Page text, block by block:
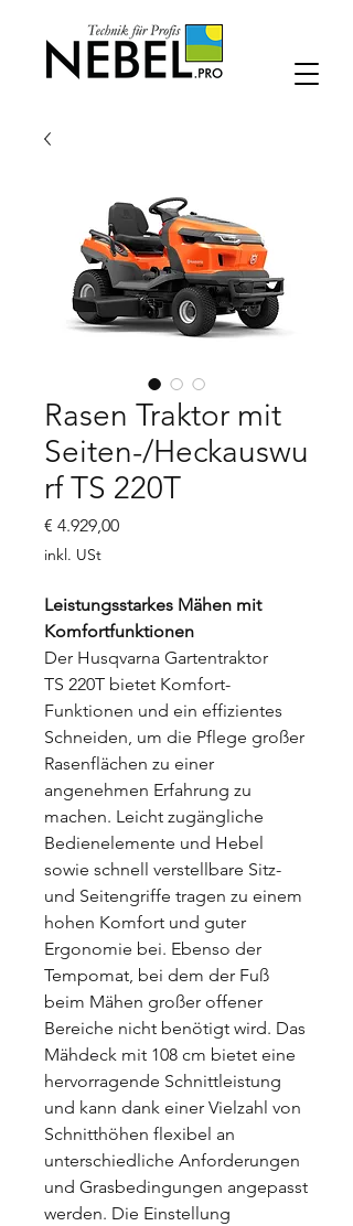
Rasen Traktor mit
Seiten-/Heckauswu
rf TS 220T
€ 4.929,00Preis
inkl. USt
Leistungsstarkes Mähen mit
Komfortfunktionen
Der Husqvarna Gartentraktor
TS 220T bietet Komfort-
Funktionen und ein effizientes
Schneiden, um die Pflege großer
Rasenflächen zu einer
angenehmen Erfahrung zu
machen. Leicht zugängliche
Bedienelemente und Hebel
sowie schnell verstellbare Sitz-
und Seitengriffe tragen zu einem
hohen Komfort und guter
Ergonomie bei. Ebenso der
Tempomat, bei dem der Fuß
beim Mähen großer offener
Bereiche nicht benötigt wird. Das
Mähdeck mit 108 cm bietet eine
hervorragende Schnittleistung
und kann dank einer Vielzahl von
Schnitthöhen flexibel an
unterschiedliche Anforderungen
und Grasbedingungen angepasst
werden. Die Einstellung